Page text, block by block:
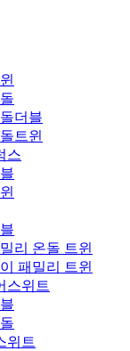
더블
트윈
스
리 온돌 트윈
패밀리 트윈
스위트
위트